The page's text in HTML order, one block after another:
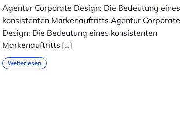
Agentur Corporate Design: Die Bedeutung eines
konsistenten Markenauftritts Agentur Corporate
Design: Die Bedeutung eines konsistenten
Markenauftritts […]
Weiterlesen